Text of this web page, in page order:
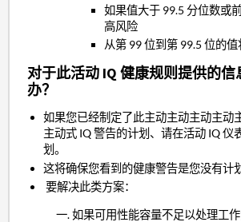
如果值大于 99.5 分位数或
高风险
从第 99 位到第 99.5 位的
对于此活动 IQ 健康规则提供的
办？
如果您已经制定了此主动主动主动主动
主动式 IQ 警告的计划、请在活动 IQ 仪
划。
这将确保您看到的健康警告是您没有计
要解决此类方案：
如果可用性能容量不足以处理工